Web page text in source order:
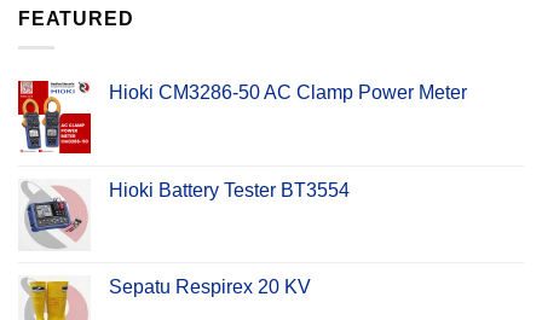
FEATURED
Hioki CM3286-50 AC Clamp Power Meter
Hioki Battery Tester BT3554
Sepatu Respirex 20 KV